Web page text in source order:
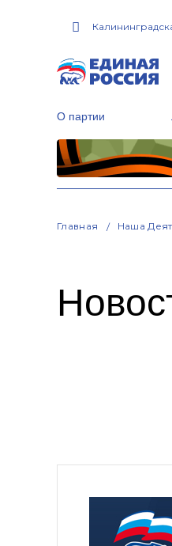
О партии
Главная Наша